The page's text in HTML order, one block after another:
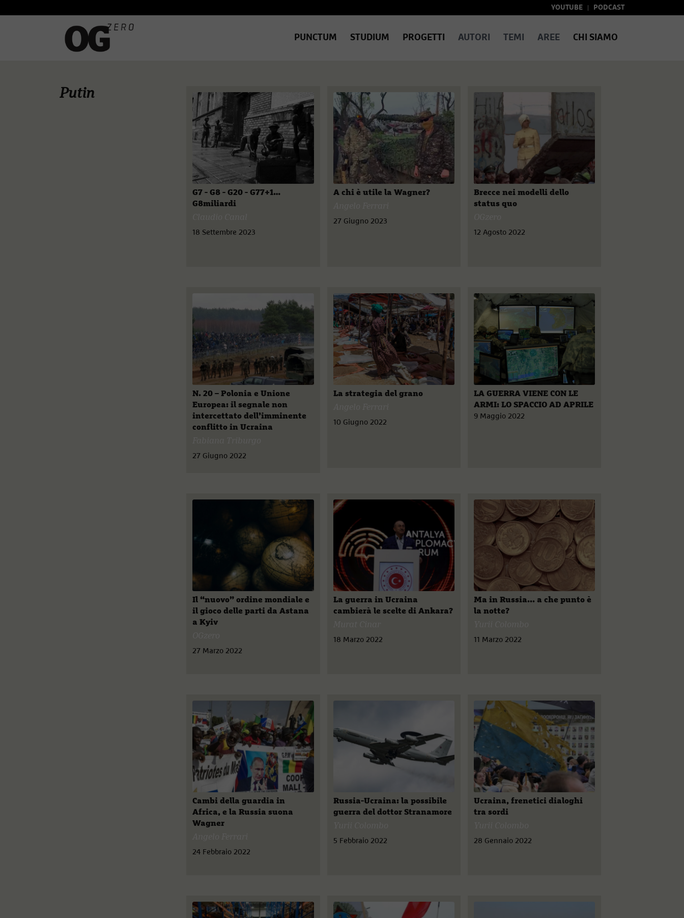
YOUTUBE PODCAST
PUNCTUM STUDIUM PROGETTI AUTORI TEMI AREE CHI SIAMO
Putin
G7 - G8 - G20 - G77+1…
G8miliardi
18 Settembre 2023
A chi è utile la Wagner?
27 Giugno 2023
Brecce nei modelli dello
status quo
12 Agosto 2022
N. 20 – Polonia e Unione
Europea: il segnale non
intercettato dell’imminente
conflitto in Ucraina
27 Giugno 2022
La strategia del grano
10 Giugno 2022
LA GUERRA VIENE CON LE
ARMI: LO SPACCIO AD APRILE
9 Maggio 2022
Il “nuovo” ordine mondiale e
il gioco delle parti da Astana
a Kyiv
27 Marzo 2022
La guerra in Ucraina
cambierà le scelte di Ankara?
18 Marzo 2022
Ma in Russia... a che punto è
la notte?
11 Marzo 2022
Cambi della guardia in
Africa, e la Russia suona
Wagner
24 Febbraio 2022
Russia-Ucraina: la possibile
guerra del dottor Stranamore
5 Febbraio 2022
Ucraina, frenetici dialoghi
tra sordi
28 Gennaio 2022